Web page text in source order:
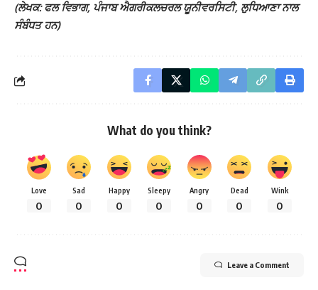
(ਲੇਖਕ: ਫਲ ਵਿਭਾਗ, ਪੰਜਾਬ ਐਗਰੀਕਲਚਰਲ ਯੂਨੀਵਰਸਿਟੀ, ਲੁਧਿਆਣਾ ਨਾਲ
ਸੰਬੰਧਤ ਹਨ)
What do you think?
Love
0
Sad
0
Happy
0
Sleepy
0
Angry
0
Dead
0
Wink
0
Leave a Comment